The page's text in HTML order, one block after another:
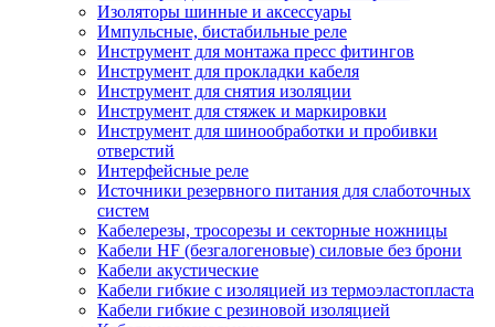
Изоляторы шинные и аксессуары
Импульсные, бистабильные реле
Инструмент для монтажа пресс фитингов
Инструмент для прокладки кабеля
Инструмент для снятия изоляции
Инструмент для стяжек и маркировки
Инструмент для шинообработки и пробивки
отверстий
Интерфейсные реле
Источники резервного питания для слаботочных
систем
Кабелерезы, тросорезы и секторные ножницы
Кабели HF (безгалогеновые) силовые без брони
Кабели акустические
Кабели гибкие с изоляцией из термоэластопласта
Кабели гибкие с резиновой изоляцией